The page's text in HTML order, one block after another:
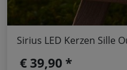
Sirius LED Kerzen Sille
€ 39,90 *